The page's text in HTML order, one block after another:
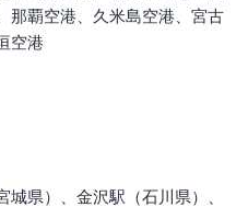
那覇空港、久米島空港、宮古
空港
県）、金沢駅（石川県）、